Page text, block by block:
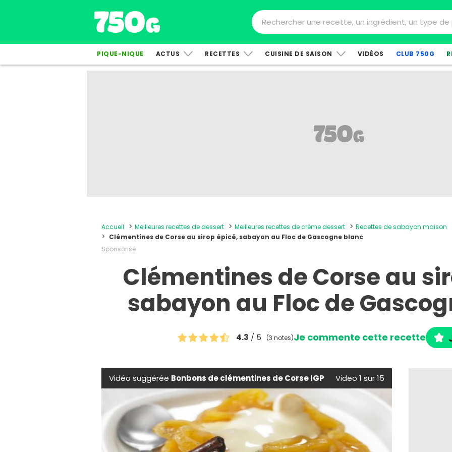
PIQUE-NIQUE ACTUS RECETTES CUISINE DE SAISON VIDÉOS CLUB 750G
Accueil Meilleures recettes de dessert Meilleures recettes de crème dessert
Recettes de sabayon maison
Clémentines de Corse au sirop épicé, sabayon au Floc de Gascogne blanc
Sponsorisé
Clémentines de Corse au
sabayon au Floc de
4.3 / 5 (3 notes)Je commente cette recette
Vidéo suggérée Bonbons de clémentines de Corse IGP Video 1 sur 15